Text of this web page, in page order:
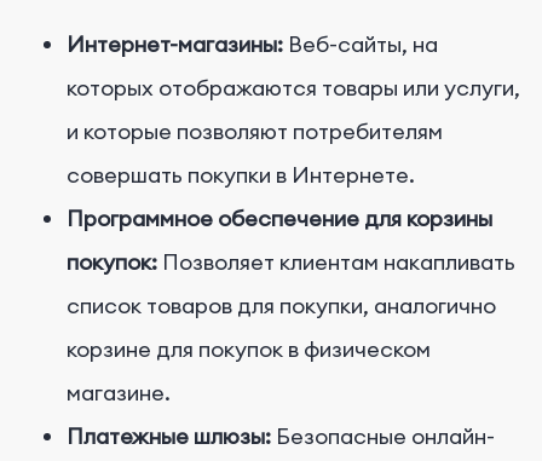
Интернет-магазины: Веб-сайты, на
которых отображаются товары или услуги,
и которые позволяют потребителям
совершать покупки в Интернете.
Программное обеспечение для корзины
покупок: Позволяет клиентам накапливать
список товаров для покупки, аналогично
корзине для покупок в физическом
магазине.
Платежные шлюзы: Безопасные онлайн-